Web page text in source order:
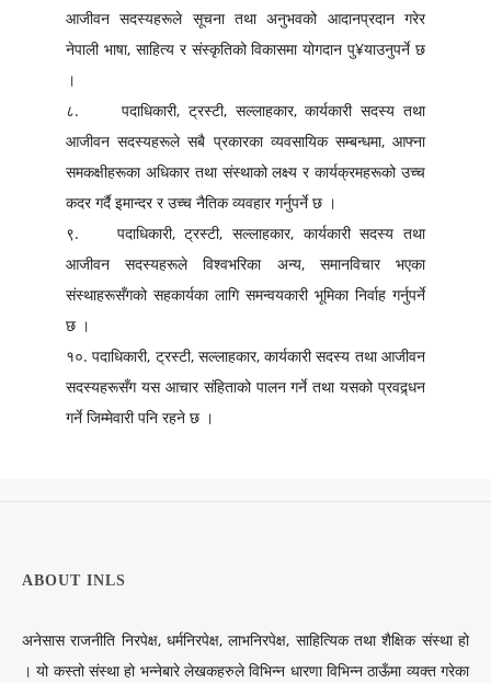
आजीवन सदस्यहरूले सूचना तथा अनुभवको आदानप्रदान गरेर
नेपाली भाषा, साहित्य र संस्कृतिको विकासमा योगदान पु¥याउनुपर्ने छ
।
८. पदाधिकारी, ट्रस्टी, सल्लाहकार, कार्यकारी सदस्य तथा
आजीवन सदस्यहरूले सबै प्रकारका व्यवसायिक सम्बन्धमा, आफ्ना
समकक्षीहरूका अधिकार तथा संस्थाको लक्ष्य र कार्यक्रमहरूको उच्च
कदर गर्दै इमान्दर र उच्च नैतिक व्यवहार गर्नुपर्ने छ ।
९. पदाधिकारी, ट्रस्टी, सल्लाहकार, कार्यकारी सदस्य तथा
आजीवन सदस्यहरूले विश्वभरिका अन्य, समानविचार भएका
संस्थाहरूसँगको सहकार्यका लागि समन्वयकारी भूमिका निर्वाह गर्नुपर्ने
छ ।
१०. पदाधिकारी, ट्रस्टी, सल्लाहकार, कार्यकारी सदस्य तथा आजीवन
सदस्यहरूसँग यस आचार संहिताको पालन गर्ने तथा यसको प्रवद्र्धन
गर्ने जिम्मेवारी पनि रहने छ ।
ABOUT INLS
अनेसास राजनीति निरपेक्ष, धर्मनिरपेक्ष, लाभनिरपेक्ष, साहित्यिक तथा शैक्षिक संस्था हो
। यो कस्तो संस्था हो भन्नेबारे लेखकहरुले विभिन्न धारणा विभिन्न ठाऊँमा व्यक्त गरेका